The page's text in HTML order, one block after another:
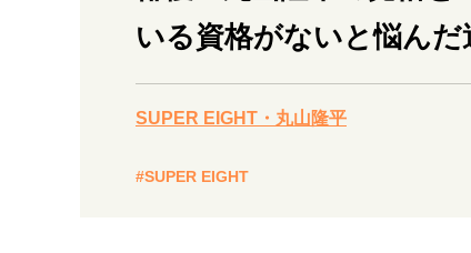
いる資格がないと悩ん
SUPER EIGHT・丸山隆平
#SUPER EIGHT